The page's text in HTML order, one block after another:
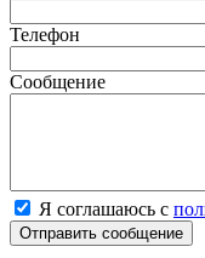
Телефон
Сообщение
Я соглашаюсь с